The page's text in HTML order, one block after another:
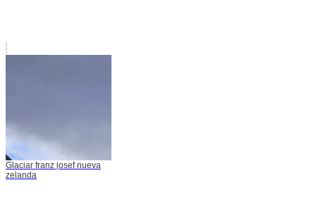
Glaciar franz josef nueva
zelanda